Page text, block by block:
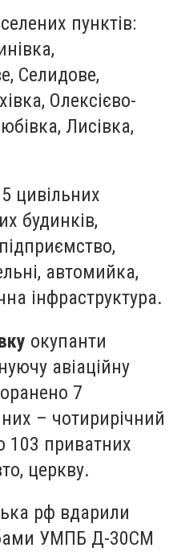
пунктів:
Селидове,
Олексієво-
Лисівка,
цивільних
будинків,
автомийка,
інфраструктура.
окупанти
авіаційну
7
– чотирирічний
приватних
церкву.
рф вдарили
УМПБ Д-30СМ